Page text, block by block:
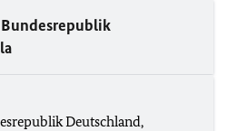
Deutschland,